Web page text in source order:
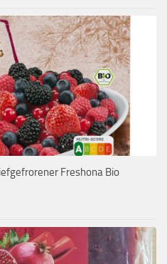
Freshona Bio